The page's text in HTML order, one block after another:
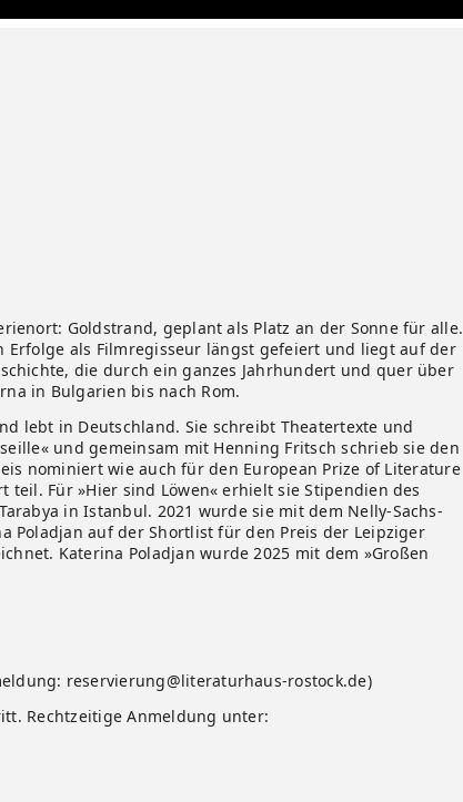
Goldstrand, geplant als Platz an der Sonne für alle.
Erfolge als Filmregisseur längst gefeiert und liegt auf der
die durch ein ganzes Jahrhundert und quer über
in Bulgarien bis nach Rom.
lebt in Deutschland. Sie schreibt Theatertexte und
und gemeinsam mit Henning Fritsch schrieb sie den
nominiert wie auch für den European Prize of Literature
Für »Hier sind Löwen« erhielt sie Stipendien des
in Istanbul. 2021 wurde sie mit dem Nelly-Sachs-
Poladjan auf der Shortlist für den Preis der Leipziger
Katerina Poladjan wurde 2025 mit dem »Großen
reservierung@literaturhaus-rostock.de)
Rechtzeitige Anmeldung unter: